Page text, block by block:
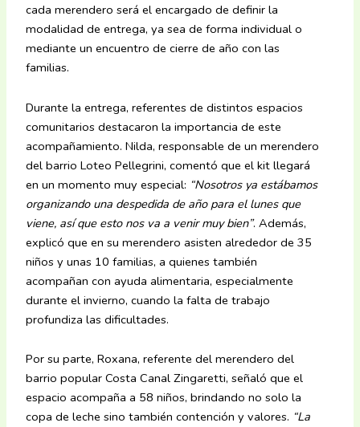
cada merendero será el encargado de definir la
modalidad de entrega, ya sea de forma individual o
mediante un encuentro de cierre de año con las
familias.
Durante la entrega, referentes de distintos espacios
comunitarios destacaron la importancia de este
acompañamiento. Nilda, responsable de un merendero
del barrio Loteo Pellegrini, comentó que el kit llegará
en un momento muy especial: “Nosotros ya estábamos
organizando una despedida de año para el lunes que
viene, así que esto nos va a venir muy bien”. Además,
explicó que en su merendero asisten alrededor de 35
niños y unas 10 familias, a quienes también
acompañan con ayuda alimentaria, especialmente
durante el invierno, cuando la falta de trabajo
profundiza las dificultades.
Por su parte, Roxana, referente del merendero del
barrio popular Costa Canal Zingaretti, señaló que el
espacio acompaña a 58 niños, brindando no solo la
copa de leche sino también contención y valores. “La